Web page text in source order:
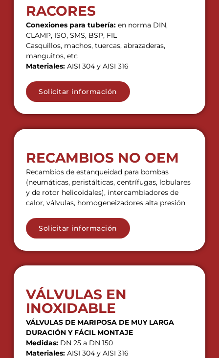
RACORES
Conexiones para tubería: en norma DIN,
CLAMP, ISO, SMS, BSP, FIL
Casquillos, machos, tuercas, abrazaderas,
manguitos, etc
Materiales: AISI 304 y AISI 316
Solicitar información
RECAMBIOS NO OEM
Recambios de estanqueidad para bombas
(neumáticas, peristálticas, centrífugas, lobulares
y de rotor helicoidales), intercambiadores de
calor, válvulas, homogeneizadores alta presión
Solicitar información
VÁLVULAS EN
INOXIDABLE
VÁLVULAS DE MARIPOSA DE MUY LARGA
DURACIÓN Y FÁCIL MONTAJE
Medidas: DN 25 a DN 150
Materiales: AISI 304 y AISI 316